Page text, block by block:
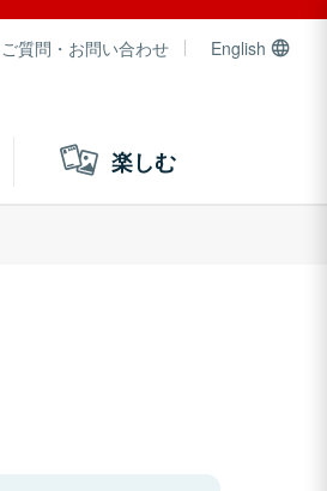
質問・お問い合わせ English
楽しむ